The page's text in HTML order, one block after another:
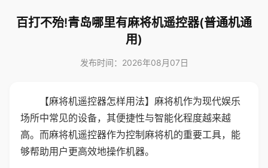
百打不殆!青岛哪里有麻将机遥控器(普通机通
用)
发布时间：2026年08月07日
【麻将机遥控器怎样用法】麻将机作为现代娱乐
场所中常见的设备，其便捷性与智能化程度越来越
高。而麻将机遥控器作为控制麻将机的重要工具，能
够帮助用户更高效地操作机器。